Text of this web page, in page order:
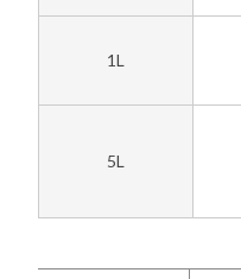
1L
5L